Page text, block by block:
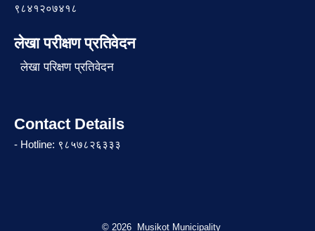
९८४१२०७४१८
लेखा परीक्षण प्रतिवेदन
लेखा परिक्षण प्रतिवेदन
Contact Details
- Hotline: ९८५७८२६३३३
© 2026 Musikot Municipality